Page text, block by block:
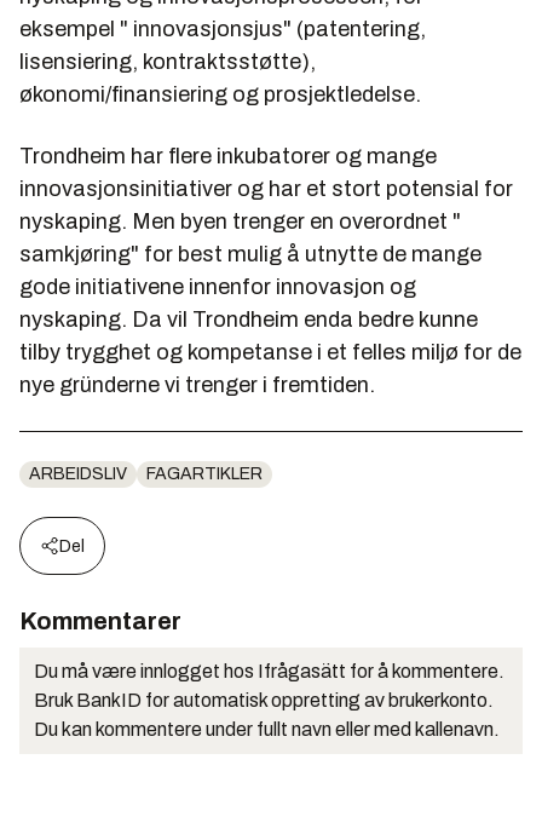
eksempel " innovasjonsjus" (patentering,
lisensiering, kontraktsstøtte),
økonomi/finansiering og prosjektledelse.
Trondheim har flere inkubatorer og mange
innovasjonsinitiativer og har et stort potensial for
nyskaping. Men byen trenger en overordnet "
samkjøring" for best mulig å utnytte de mange
gode initiativene innenfor innovasjon og
nyskaping. Da vil Trondheim enda bedre kunne
tilby trygghet og kompetanse i et felles miljø for de
nye gründerne vi trenger i fremtiden.
ARBEIDSLIV FAGARTIKLER
Del
Kommentarer
Du må være innlogget hos Ifrågasätt for å kommentere.
Bruk BankID for automatisk oppretting av brukerkonto.
Du kan kommentere under fullt navn eller med kallenavn.